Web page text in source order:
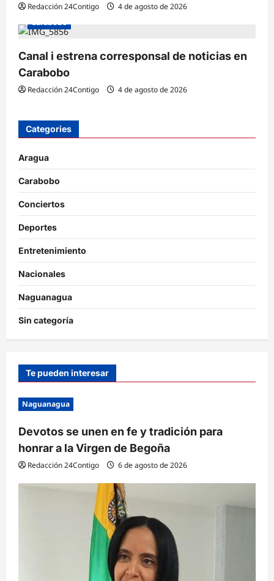
Redacción 24Contigo
4 de agosto de 2026
Carabobo
Canal i estrena corresponsal de noticias en
Carabobo
Redacción 24Contigo 4 de agosto de 2026
Categories
Aragua
Carabobo
Conciertos
Deportes
Entretenimiento
Nacionales
Naguanagua
Sin categoría
Te pueden interesar
Naguanagua
Devotos se unen en fe y tradición para
honrar a la Virgen de Begoña
Redacción 24Contigo 6 de agosto de 2026